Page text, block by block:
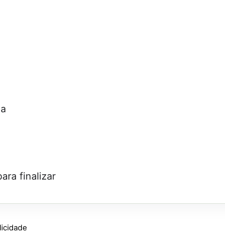
finalizar